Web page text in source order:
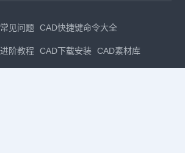
见问题 CAD快捷键命令大全
阶教程 CAD下载安装 CAD素材库